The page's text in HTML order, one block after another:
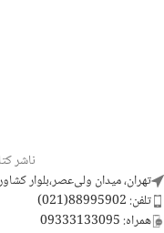
ناشر
تهران، میدان ولی‌عصر،بلوار
تلفن: 88995902(021)
همراه: 09333133095